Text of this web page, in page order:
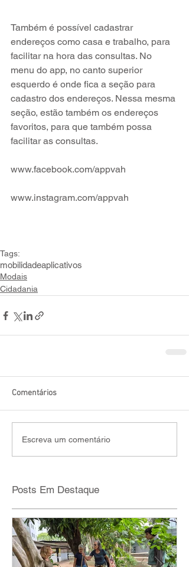
Também é possível cadastrar
endereços como casa e trabalho, para
facilitar na hora das consultas. No
menu do app, no canto superior
esquerdo é onde fica a seção para
cadastro dos endereços. Nessa mesma
seção, estão também os endereços
favoritos, para que também possa
facilitar as consultas.
www.facebook.com/appvah
www.instagram.com/appvah
Tags:
mobilidadeaplicativos
Modais
Cidadania
Comentários
Escreva um comentário
Posts Em Destaque